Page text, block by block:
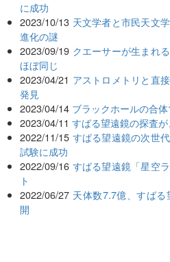
に成功
2023/10/13 天文学者と市民天文
進化の謎
2023/09/19 クエーサーが生まれ
ほぼ同じ
2023/04/21 アストロメトリと直
発見
2023/04/14 ブラックホールの合
2023/04/11 すばる望遠鏡の探査
2022/11/15 すばる望遠鏡の次世
試験に成功
2022/09/16 すばる望遠鏡「星空
ト
2022/06/27 天体数7.7億、すば
開